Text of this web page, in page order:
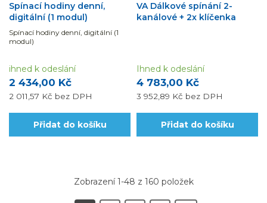
Spínací hodiny denní,
digitální (1 modul)
Spínací hodiny denní, digitální (1
modul)
2 434,00 Kč
2 011,57 Kč bez DPH
ihned k odeslání
Přidat do košíku
VA Dálkové spínání 2-
kanálové + 2x klíčenka
4 783,00 Kč
3 952,89 Kč bez DPH
Ihned k odeslání
Přidat do košíku
Zobrazení 1-48 z 160 položek